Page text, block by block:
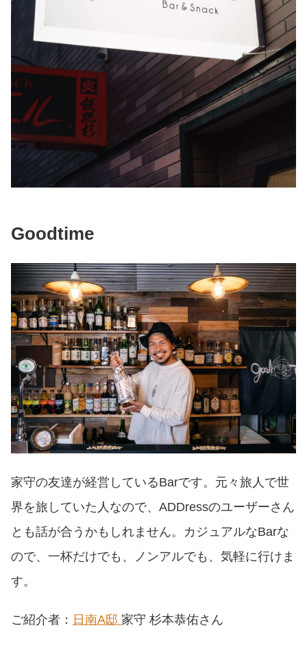
Goodtime
家守の友達が経営しているBarです。元々旅人で世
界を旅していた人なので、ADDressのユーザーさん
とも話が合うかもしれません。カジュアルなBarな
ので、一杯だけでも、ノンアルでも、気軽に行けま
す。
ご紹介者： 日南A邸 家守 杉本恭佑さん